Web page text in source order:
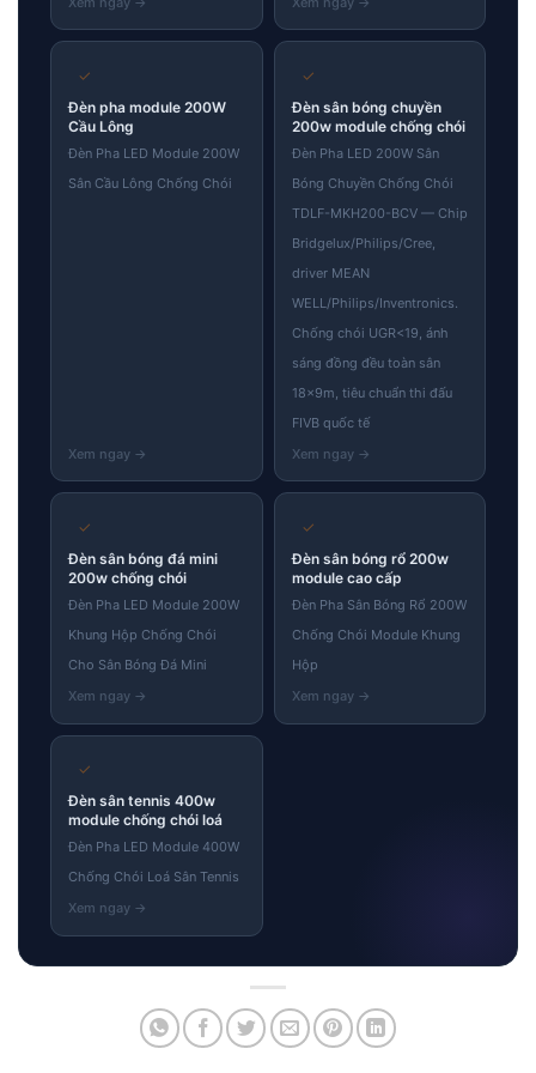
✓
Đèn pha module 200W
Cầu Lông
Đèn Pha LED Module 200W
Sân Cầu Lông Chống Chói
✓
Đèn sân bóng chuyền
200w module chống chói
Đèn Pha LED 200W Sân
Bóng Chuyền Chống Chói
TDLF-MKH200-BCV — Chip
Bridgelux/Philips/Cree,
driver MEAN
WELL/Philips/Inventronics.
Chống chói UGR<19, ánh
sáng đồng đều toàn sân
18×9m, tiêu chuẩn thi đấu
FIVB quốc tế
✓
Đèn sân bóng đá mini
200w chống chói
Đèn Pha LED Module 200W
Khung Hộp Chống Chói
Cho Sân Bóng Đá Mini
✓
Đèn sân bóng rổ 200w
module cao cấp
Đèn Pha Sân Bóng Rổ 200W
Chống Chói Module Khung
Hộp
✓
Đèn sân tennis 400w
module chống chói loá
Đèn Pha LED Module 400W
Chống Chói Loá Sân Tennis